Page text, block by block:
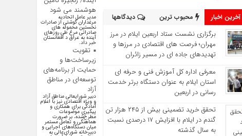
آخرین اخبار محبوب ترین دیدگاهها
برگزاری نشست ستاد اربعین ایلام در مرز
مهران؛ فرصت‌ های اقتصادی در مرزها و
تهدیدهای جاده‌ ای در مسیر زائران
معرفی اداره کل آموزش فنی و حرفه‌ ای
استان ایلام به‌ عنوان دستگاه برتر خدمت‌
رسانی در اربعین
تحقق خرید تضمینی بیش از ۲۴۵ هزار تن
گندم در ایلام با افزایش ۱۷ درصدی نسبت
به سال گذشته
هوشمند می شود
مدیر عامل اتحادیه
مرغداران گوشتی از صادرات
نخستین محموله های
صادراتی مرغ طی روزهای
آینده به عراق د افغانستان
خبر داد.
تقویت
زیرساخت‌ها و
حمایت از برنامه‌های
توسعه‌ای در مناطق
آزاد
دبیر شورایعالی مناطق آزاد
و ویژه اقتصادی نیز با اعلام
آمادگی برای همکاری و
پیگیری موضوعات
مطرح‌شده، بر ضرورت
هماهنگی و تعامل مستمر
میان دستگاه‌های اجرایی و
دبیرخانه شورای‌عالی به